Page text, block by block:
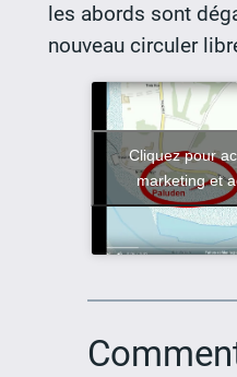
les abords sont
nouveau circuler
Cliquez pour
marketing et